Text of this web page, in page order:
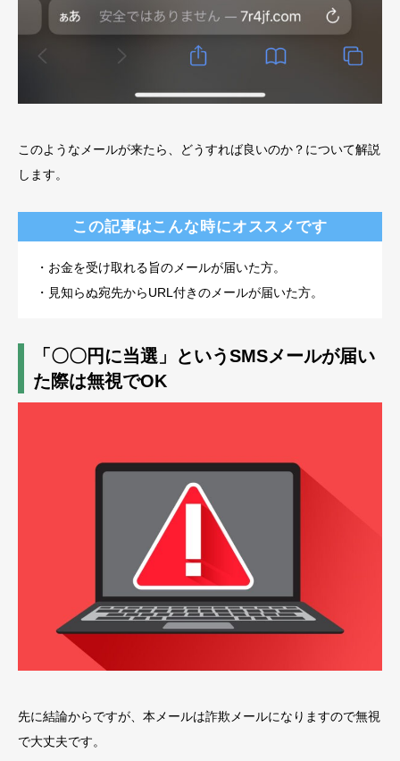
このようなメールが来たら、どうすれば良いのか？について解説
します。
この記事はこんな時にオススメです
・お金を受け取れる旨のメールが届いた方。
・見知らぬ宛先からURL付きのメールが届いた方。
「〇〇円に当選」というSMSメールが届い
た際は無視でOK
先に結論からですが、本メールは詐欺メールになりますので無視
で大丈夫です。